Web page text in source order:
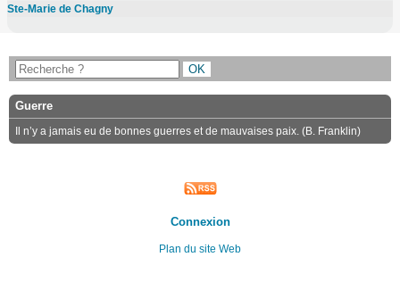
Ste-Marie de Chagny
Guerre
Il n’y a jamais eu de bonnes guerres et de mauvaises paix. (B. Franklin)
Connexion
Plan du site Web